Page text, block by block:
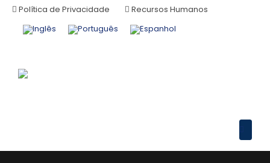
Política de Privacidade Recursos Humanos